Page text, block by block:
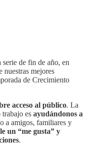
serie de fin de año, en
nuestras mejores
de Crecimiento
acceso al público. La
es ayudándonos a
a amigos, familiares y
un “me gusta” y
.